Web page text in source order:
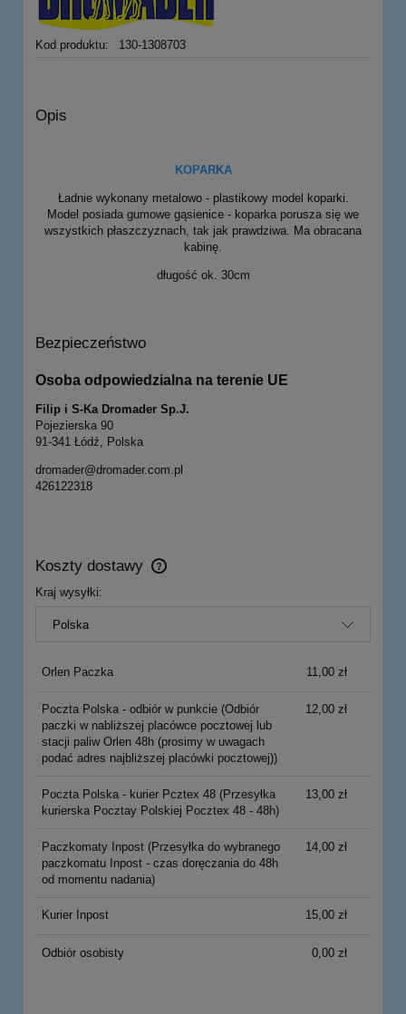
Kod produktu: 130-1308703
Opis
KOPARKA
Ładnie wykonany metalowo - plastikowy model koparki.
Model posiada gumowe gąsienice - koparka porusza się we
wszystkich płaszczyznach, tak jak prawdziwa. Ma obracana
kabinę.
długość ok. 30cm
Bezpieczeństwo
Osoba odpowiedzialna na terenie UE
Filip i S-Ka Dromader Sp.J.
Pojezierska 90
91-341 Łódź, Polska
dromader@dromader.com.pl
426122318
Koszty dostawy
Cena nie zawiera ewentualnych kosztów płatności
Kraj wysyłki:
Orlen Paczka 11,00 zł
Poczta Polska - odbiór w punkcie(Odbiór
paczki w nabliższej placówce pocztowej lub
stacji paliw Orlen 48h (prosimy w uwagach
podać adres najbliższej placówki pocztowej))
12,00 zł
Poczta Polska - kurier Pcztex 48(Przesyłka
kurierska Pocztay Polskiej Pocztex 48 - 48h)
13,00 zł
Paczkomaty Inpost(Przesyłka do wybranego
paczkomatu Inpost - czas doręczania do 48h
od momentu nadania)
14,00 zł
Kurier Inpost 15,00 zł
Odbiór osobisty 0,00 zł